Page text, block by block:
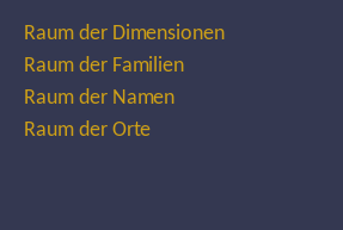
Raum der Dimensionen
Raum der Familien
Raum der Namen
Raum der Orte